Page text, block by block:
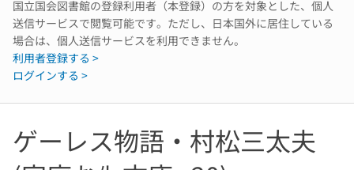
国立国会図書館の登録利用者（本登録）の方を対象とした、個人
送信サービスで閲覧可能です。ただし、日本国外に居住している
場合は、個人送信サービスを利用できません。
利用者登録する >
ログインする >
ゲーレス物語・村松三太夫